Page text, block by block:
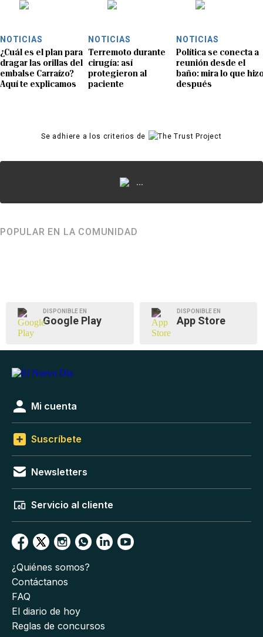
NOTICIAS
¿Cuál es el plan para
dragar las orillas del
embalse Carraízo?
Aquí te explicamos
NOTICIAS
Terremoto durante
cirugía: así
protegieron al
paciente
NOTICIAS
Política se conecta a
reunión desde el
baño: mira lo que
después
Se adhiere a los criterios de
...
POPULAR EN LA COMUNIDAD
DISPONIBLE EN
Google Play
DISPONIBLE EN
App Store
Mi cuenta
Suscríbete
Newsletters
Servicio al cliente
¿Quiénes somos?
Contáctanos
FAQ
El diario de hoy
Reglas de concursos